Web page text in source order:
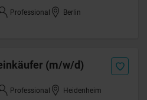
Professional
Berlin
(m/w/d)
Professional
Heidenheim